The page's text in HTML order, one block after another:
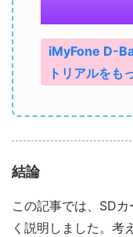
iMyFone D-
トリアルをも
結論
この記事では、SD
く説明しました。考